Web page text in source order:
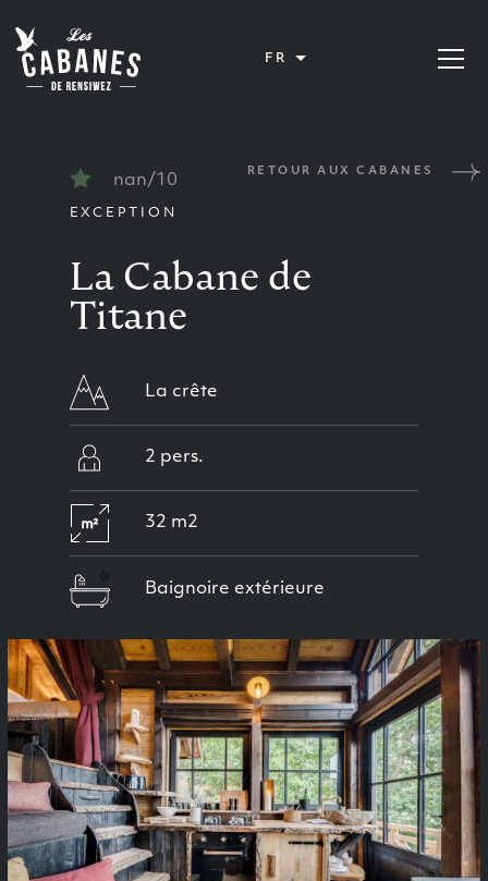
FR Ouvrir
RETOUR AUX CABANES
nan/10
EXCEPTION
La Cabane de
Titane
La crête
2 pers.
32 m2
Baignoire extérieure
Previous Next